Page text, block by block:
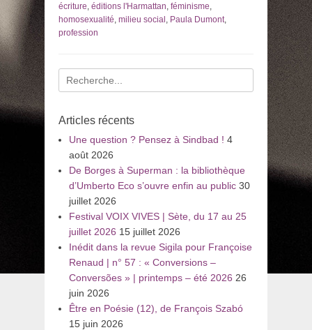
écriture, éditions l'Harmattan, féminisme,
homosexualité, milieu social, Paula Dumont,
profession
Recherche
pour
Articles récents
Une question ? Pensez à Sindbad ! 4
août 2026
De Borges à Superman : la bibliothèque
d’Umberto Eco s’ouvre enfin au public 30
juillet 2026
Festival VOIX VIVES | Sète, du 17 au 25
juillet 2026 15 juillet 2026
Inédit dans la revue Sigila pour Françoise
Renaud | n° 57 : « Conversions –
Conversões » | printemps – été 2026 26
juin 2026
Être en Poésie (12), de François Szabó
15 juin 2026